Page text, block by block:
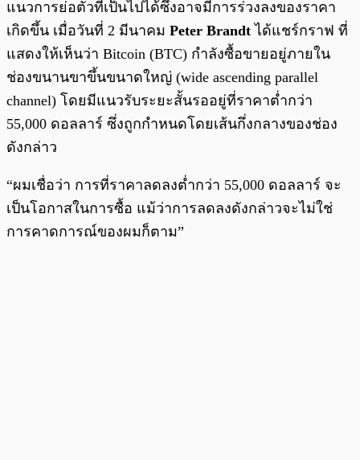
แนวการย่อตัวที่เป็นไปได้ซึ่งอาจมีการร่วงลงของราคา
เกิดขึ้น เมื่อวันที่ 2 มีนาคม Peter Brandt ได้แชร์กราฟ ที่
แสดงให้เห็นว่า Bitcoin (BTC) กำลังซื้อขายอยู่ภายใน
ช่องขนานขาขึ้นขนาดใหญ่ (wide ascending parallel
channel) โดยมีแนวรับระยะสั้นรออยู่ที่ราคาต่ำกว่า
55,000 ดอลลาร์ ซึ่งถูกกำหนดโดยเส้นกึ่งกลางของช่อง
ดังกล่าว
“ผมเชื่อว่า การที่ราคาลดลงต่ำกว่า 55,000 ดอลลาร์ จะ
เป็นโอกาสในการซื้อ แม้ว่าการลดลงดังกล่าวจะไม่ใช่
การคาดการณ์ของผมก็ตาม”